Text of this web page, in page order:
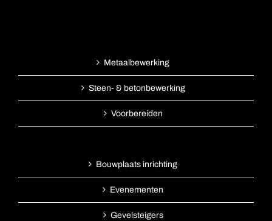
Metaalbewerking
Steen- & betonbewerking
Voorbereiden
Bouwplaats inrichting
Evenementen
Gevelsteigers